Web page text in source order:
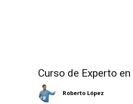
Curso de Experto
Roberto López